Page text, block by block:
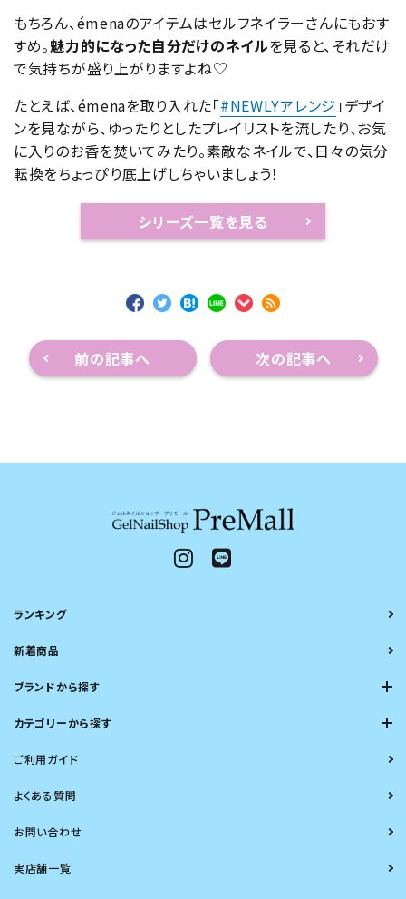
もちろん、émenaのアイテムはセルフネイラーさんにもおす
すめ。魅力的になった自分だけのネイルを見ると、それだけ
で気持ちが盛り上がりますよね♡
たとえば、émenaを取り入れた「#NEWLYアレンジ」デザイ
ンを見ながら、ゆったりとしたプレイリストを流したり、お気
に入りのお香を焚いてみたり。素敵なネイルで、日々の気分
転換をちょっぴり底上げしちゃいましょう！
シリーズ一覧を見る
前の記事へ 次の記事へ
ランキング
新着商品
ブランドから探す
カテゴリーから探す
ご利用ガイド
よくある質問
お問い合わせ
実店舗一覧